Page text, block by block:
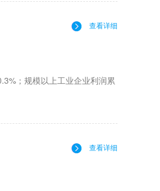
查看详细
；规模以上工业企业利润累
查看详细